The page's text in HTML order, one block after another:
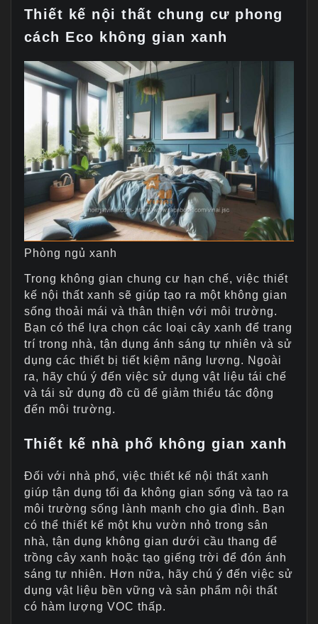
Thiết kế nội thất chung cư phong
cách Eco không gian xanh
Phòng ngủ xanh
Trong không gian chung cư hạn chế, việc thiết
kế nội thất xanh sẽ giúp tạo ra một không gian
sống thoải mái và thân thiện với môi trường.
Bạn có thể lựa chọn các loại cây xanh để trang
trí trong nhà, tận dụng ánh sáng tự nhiên và sử
dụng các thiết bị tiết kiệm năng lượng. Ngoài
ra, hãy chú ý đến việc sử dụng vật liệu tái chế
và tái sử dụng đồ cũ để giảm thiểu tác động
đến môi trường.
Thiết kế nhà phố không gian xanh
Đối với nhà phố, việc thiết kế nội thất xanh
giúp tận dụng tối đa không gian sống và tạo ra
môi trường sống lành mạnh cho gia đình. Bạn
có thể thiết kế một khu vườn nhỏ trong sân
nhà, tận dụng không gian dưới cầu thang để
trồng cây xanh hoặc tạo giếng trời để đón ánh
sáng tự nhiên. Hơn nữa, hãy chú ý đến việc sử
dụng vật liệu bền vững và sản phẩm nội thất
có hàm lượng VOC thấp.